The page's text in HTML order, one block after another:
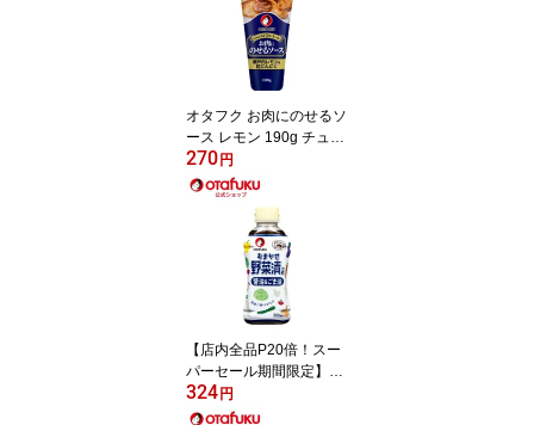
ステーキ チキンソテー
ホットドッグ 簡単料理
時短料理 調味料 焼肉た
オタフク お肉にのせるソ
ース レモン 190g チュー
ブ オタフクソース 瀬戸
内レモン 粒にんにく 秒
でディナー 肉 お手軽 簡
単ディナー 万能 万能調
味料 万能たれ さっぱり
さわやか 隠し味 レモン
ソース ステーキソース
270円
【店内全品P20倍！スー
パーセール期間限定】オ
タフク おまかせ野菜漬の
素 醤油＆ごま油 300ml
324円